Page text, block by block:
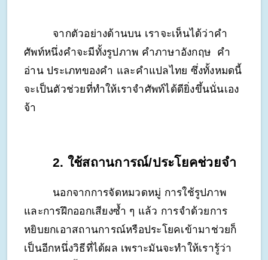
จากตัวอย่างด้านบน เราจะเห็นได้ว่าคำ
ศัพท์หนึ่งคำจะมีทั้งรูปภาพ คำภาษาอังกฤษ  คำ
อ่าน ประเภทของคำ และคำแปลไทย ซึ่งทั้งหมดนี้
จะเป็นตัวช่วยที่ทำให้เราจำศัพท์ได้ดียิ่งขึ้นนั่นเอง
จ้า
2. ใช้สถานการณ์/ประโยคช่วยจำ
นอกจากการจัดหมวดหมู่ การใช้รูปภาพ
และการฝึกออกเสียงซ้ำ ๆ แล้ว การจำด้วยการ
หยิบยกเอาสถานการณ์หรือประโยคเข้ามาช่วยก็
เป็นอีกหนึ่งวิธีที่ได้ผล เพราะมันจะทำให้เรารู้ว่า